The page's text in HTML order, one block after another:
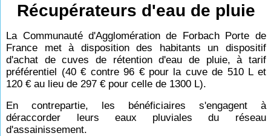
Récupérateurs d'eau de pluie
La Communauté d'Agglomération de Forbach Porte de
France met à disposition des habitants un dispositif
d'achat de cuves de rétention d'eau de pluie, à tarif
préférentiel (40 € contre 96 € pour la cuve de 510 L et
120 € au lieu de 297 € pour celle de 1300 L).
En contrepartie, les bénéficiaires s'engagent à
déraccorder leurs eaux pluviales du réseau
d'assainissement.